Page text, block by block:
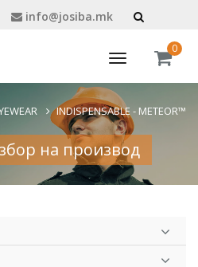
info@josiba.mk
Toggle
navigation
0
INDISPENSABLE - METEOR™
на производ